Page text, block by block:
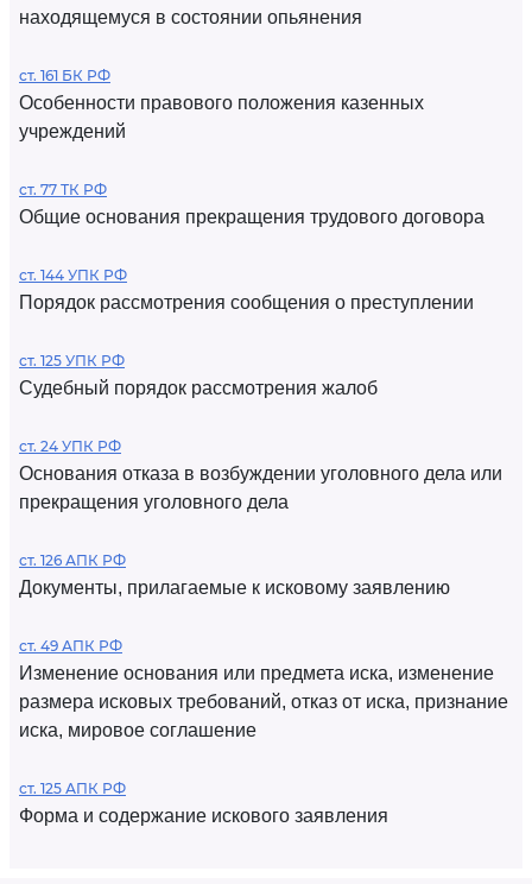
находящемуся в состоянии опьянения
ст. 161 БК РФ
Особенности правового положения казенных
учреждений
ст. 77 ТК РФ
Общие основания прекращения трудового договора
ст. 144 УПК РФ
Порядок рассмотрения сообщения о преступлении
ст. 125 УПК РФ
Судебный порядок рассмотрения жалоб
ст. 24 УПК РФ
Основания отказа в возбуждении уголовного дела или
прекращения уголовного дела
ст. 126 АПК РФ
Документы, прилагаемые к исковому заявлению
ст. 49 АПК РФ
Изменение основания или предмета иска, изменение
размера исковых требований, отказ от иска, признание
иска, мировое соглашение
ст. 125 АПК РФ
Форма и содержание искового заявления